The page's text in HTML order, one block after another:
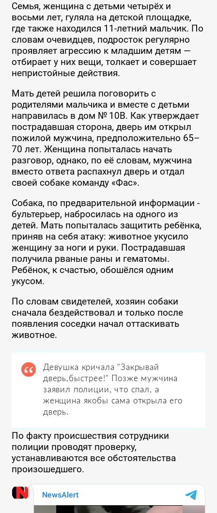
Семья, женщина с детьми четырёх и
восьми лет, гуляла на детской площадке,
где также находился 11-летний мальчик. По
словам очевидцев, подросток регулярно
проявляет агрессию к младшим детям —
отбирает у них вещи, толкает и совершает
непристойные действия.
Мать детей решила поговорить с
родителями мальчика и вместе с детьми
направилась в дом № 10В. Как утверждает
пострадавшая сторона, дверь им открыл
пожилой мужчина, предположительно 65–
70 лет. Женщина попыталась начать
разговор, однако, по её словам, мужчина
вместо ответа распахнул дверь и отдал
своей собаке команду «Фас».
Собака, по предварительной информации -
бультерьер, набросилась на одного из
детей. Мать попыталась защитить ребёнка,
приняв на себя атаку: животное укусило
женщину за ноги и руки. Пострадавшая
получила рваные раны и гематомы.
Ребёнок, к счастью, обошёлся одним
укусом.
По словам свидетелей, хозяин собаки
сначала бездействовал и только после
появления соседки начал оттаскивать
животное.
Девушка кричала "Закрывай
дверь,быстрее!" Позже мужчина
заявил полиции, что спал, а
женщина якобы сама открыла его
дверь.
По факту происшествия сотрудники
полиции проводят проверку,
устанавливаются все обстоятельства
произошедшего.